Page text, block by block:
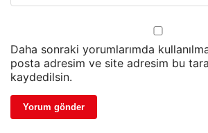
Daha sonraki yorumlarımda
posta adresim ve site adresim bu
kaydedilsin.